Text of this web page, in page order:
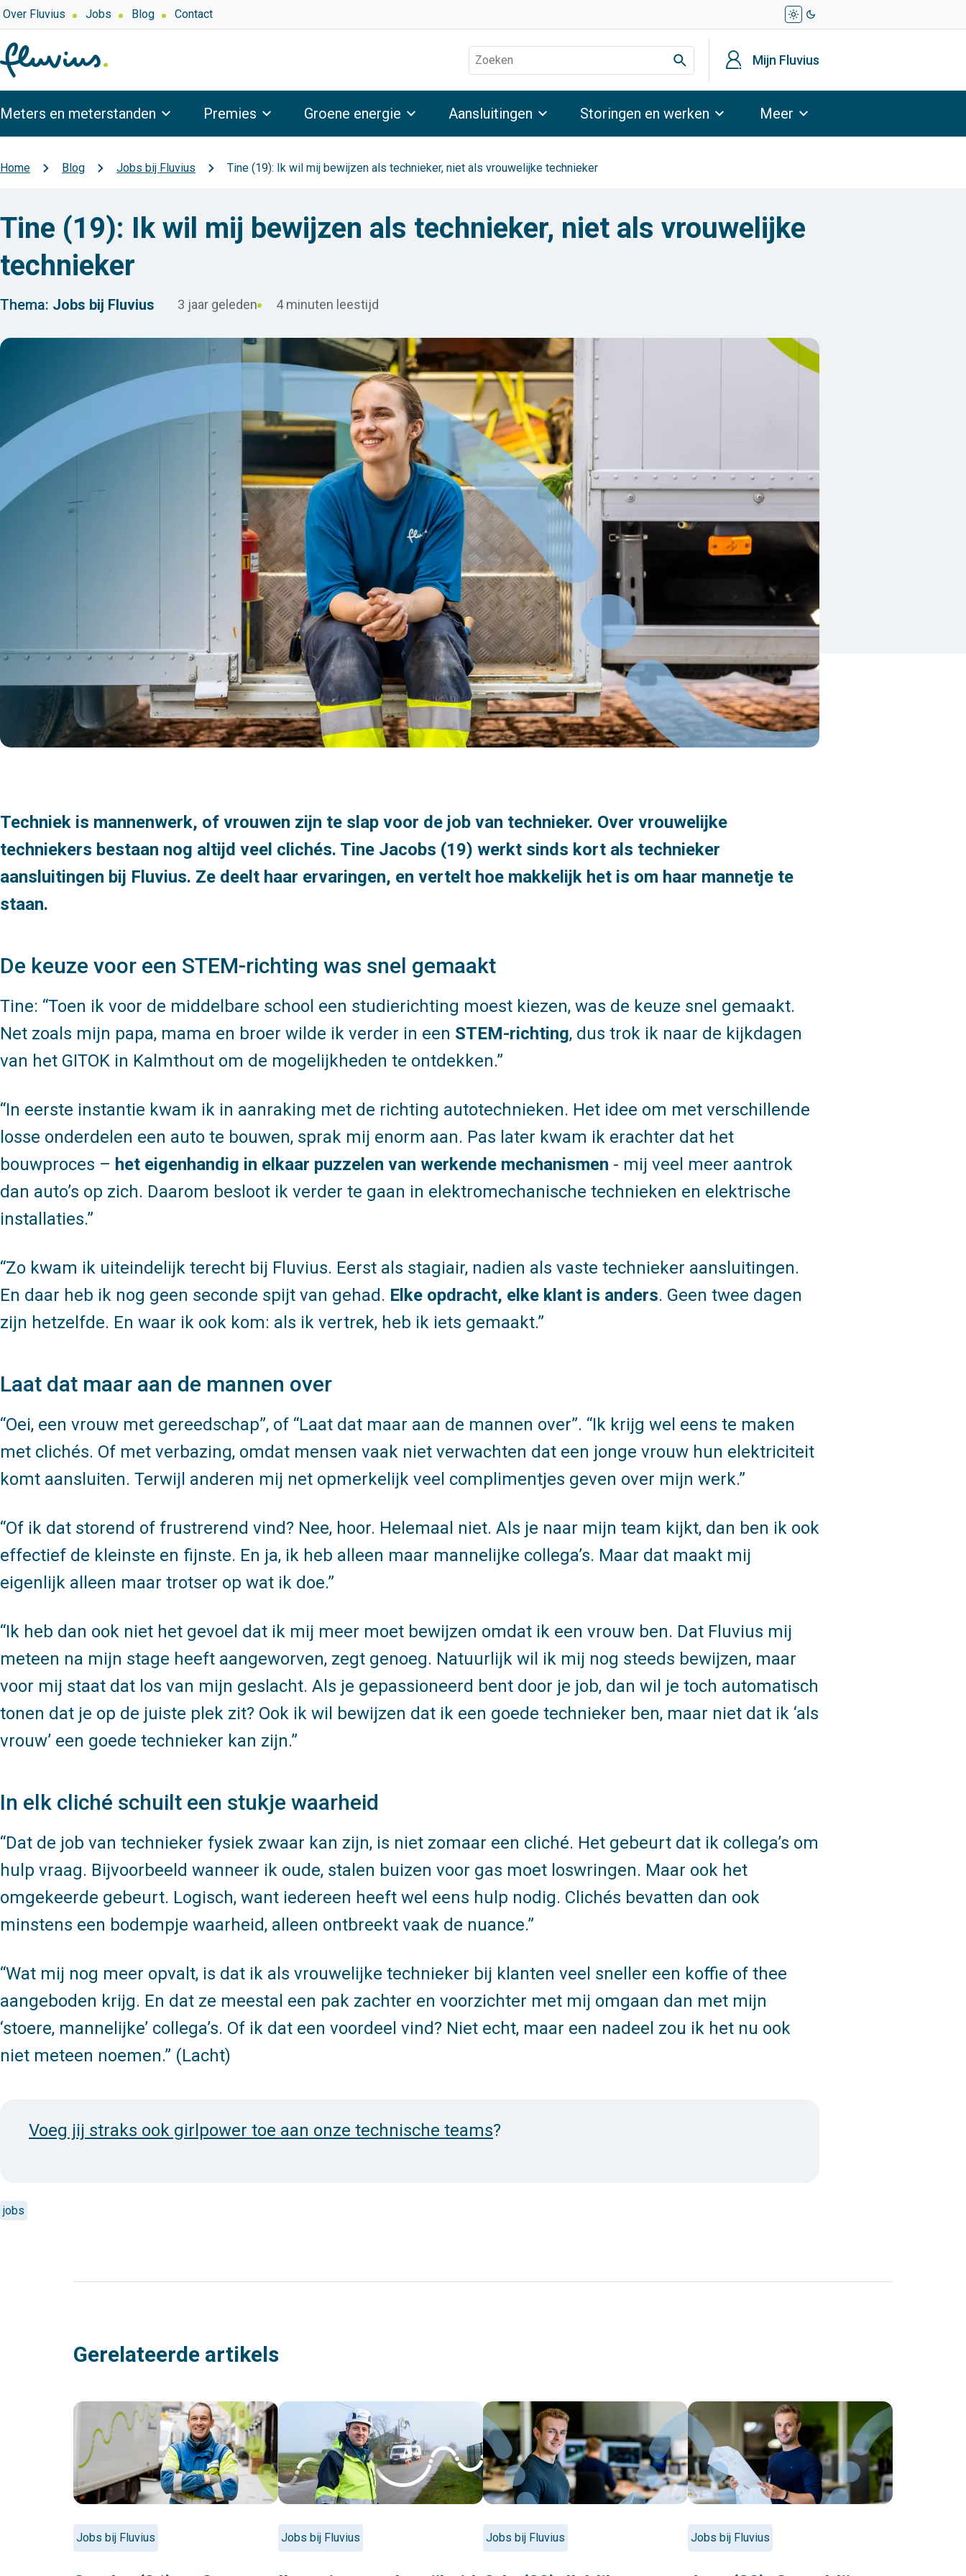
Overslaan
en
naar
de
inhoud
gaan
Top
navigation
Over Fluvius Jobs Blog Contact light_mode dark_mode
Zoeken profiel Mijn Fluvius
Meters en meterstanden Premies Groene energie Aansluitingen Storingen en werken Meer
Kruimelpad
Home Blog Jobs bij Fluvius Tine (19): Ik wil mij bewijzen als technieker, niet als vrouwelijke technieker
Tine (19): Ik wil mij bewijzen als technieker, niet als vrouwelijke
technieker
Thema: Jobs bij Fluvius 3 jaar geleden 4 minuten leestijd
Techniek is mannenwerk, of vrouwen zijn te slap voor de job van technieker. Over vrouwelijke
techniekers bestaan nog altijd veel clichés. Tine Jacobs (19) werkt sinds kort als technieker
aansluitingen bij Fluvius. Ze deelt haar ervaringen, en vertelt hoe makkelijk het is om haar mannetje te
staan.
De keuze voor een STEM-richting was snel gemaakt
Tine: Toen ik voor de middelbare school een studierichting moest kiezen, was de keuze snel gemaakt.
Net zoals mijn papa, mama en broer wilde ik verder in een STEM-richting, dus trok ik naar de kijkdagen
van het GITOK in Kalmthout om de mogelijkheden te ontdekken.
In eerste instantie kwam ik in aanraking met de richting autotechnieken. Het idee om met verschillende
losse onderdelen een auto te bouwen, sprak mij enorm aan. Pas later kwam ik erachter dat het
bouwproces – het eigenhandig in elkaar puzzelen van werkende mechanismen - mij veel meer aantrok
dan auto’s op zich. Daarom besloot ik verder te gaan in elektromechanische technieken en elektrische
installaties.
Zo kwam ik uiteindelijk terecht bij Fluvius. Eerst als stagiair, nadien als vaste technieker aansluitingen.
En daar heb ik nog geen seconde spijt van gehad. Elke opdracht, elke klant is anders. Geen twee dagen
zijn hetzelfde. En waar ik ook kom: als ik vertrek, heb ik iets gemaakt.
Laat dat maar aan de mannen over
Oei, een vrouw met gereedschap , of Laat dat maar aan de mannen over .
Ik krijg wel eens te maken
met clichés. Of met verbazing, omdat mensen vaak niet verwachten dat een jonge vrouw hun elektriciteit
komt aansluiten. Terwijl anderen mij net opmerkelijk veel complimentjes geven over mijn werk.
Of ik dat storend of frustrerend vind? Nee, hoor. Helemaal niet. Als je naar mijn team kijkt, dan ben ik ook
effectief de kleinste en fijnste. En ja, ik heb alleen maar mannelijke collega’s. Maar dat maakt mij
eigenlijk alleen maar trotser op wat ik doe.
Ik heb dan ook niet het gevoel dat ik mij meer moet bewijzen omdat ik een vrouw ben. Dat Fluvius mij
meteen na mijn stage heeft aangeworven, zegt genoeg. Natuurlijk wil ik mij nog steeds bewijzen, maar
voor mij staat dat los van mijn geslacht. Als je gepassioneerd bent door je job, dan wil je toch automatisch
tonen dat je op de juiste plek zit? Ook ik wil bewijzen dat ik een goede technieker ben, maar niet dat ik ‘als
vrouw’ een goede technieker kan zijn.
In elk cliché schuilt een stukje waarheid
Dat de job van technieker fysiek zwaar kan zijn, is niet zomaar een cliché. Het gebeurt dat ik collega’s om
hulp vraag. Bijvoorbeeld wanneer ik oude, stalen buizen voor gas moet loswringen. Maar ook het
omgekeerde gebeurt. Logisch, want iedereen heeft wel eens hulp nodig. Clichés bevatten dan ook
minstens een bodempje waarheid, alleen ontbreekt vaak de nuance.
Wat mij nog meer opvalt, is dat ik als vrouwelijke technieker bij klanten veel sneller een koffie of thee
aangeboden krijg. En dat ze meestal een pak zachter en voorzichter met mij omgaan dan met mijn
‘stoere, mannelijke’ collega’s. Of ik dat een voordeel vind? Niet echt, maar een nadeel zou ik het nu ook
niet meteen noemen.
(Lacht)
Voeg jij straks ook girlpower toe aan onze technische teams?
jobs
Gerelateerde artikels
Jobs bij Fluvius Jobs bij Fluvius Jobs bij Fluvius Jobs bij Fluvius